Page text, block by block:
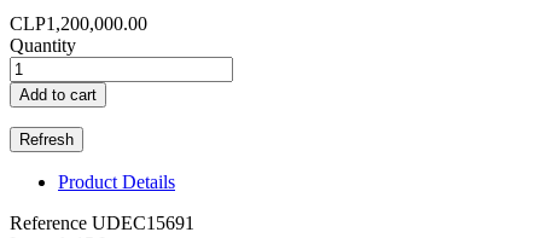
CLP1,200,000.00
Quantity
Add to cart
Product Details
Reference UDEC15691